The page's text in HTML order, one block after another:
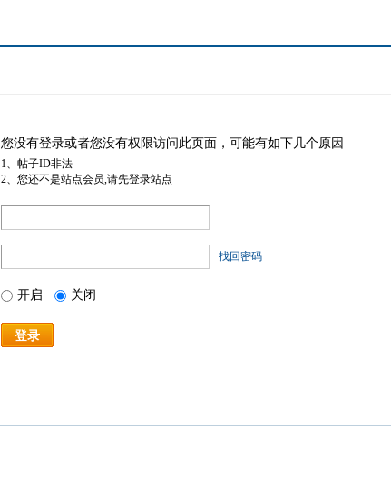
您没有登录或者您没有权限访问此页面，可能有如下几个原因
1、帖子ID非法
2、您还不是站点会员,请先登录站点
找回密码
开启 关闭
登录